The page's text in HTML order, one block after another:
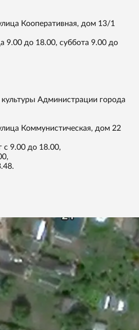
Кооперативная, дом 13/1
9.00 до 18.00, суббота 9.00 до
культуры Администрации города
Коммунистическая, дом 22
с 9.00 до 18.00,